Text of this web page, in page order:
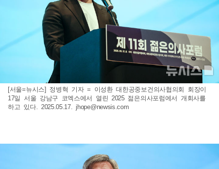
[서울=뉴시스] 정병혁 기자 = 이성환 대한공중보건의사협의회 회장이
17일 서울 강남구 코엑스에서 열린 2025 젊은의사포럼에서 개회사를
하고 있다. 2025.05.17. jhope@newsis.com